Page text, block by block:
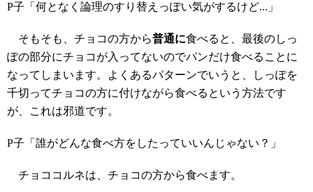
P子「何となく論理のすり替えっぽい気がするけど...」
そもそも、チョコの方から普通に食べると、最後のしっ
ぽの部分にチョコが入ってないのでパンだけ食べることに
なってしまいます。よくあるパターンでいうと、しっぽを
千切ってチョコの方に付けながら食べるという方法です
が、これは邪道です。
P子「誰がどんな食べ方をしたっていいんじゃない？」
チョココルネは、チョコの方から食べます。